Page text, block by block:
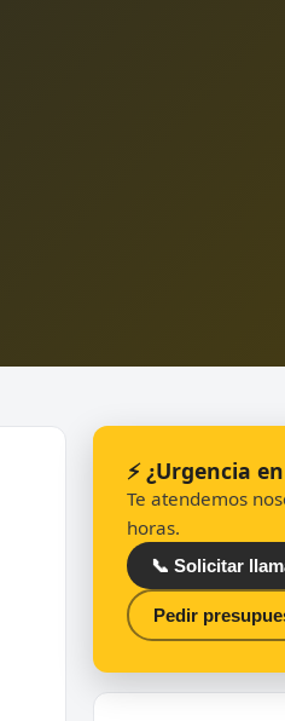
⚡ ¿Urgencia
Te atendemos
horas.
📞 Solicitar
Pedir